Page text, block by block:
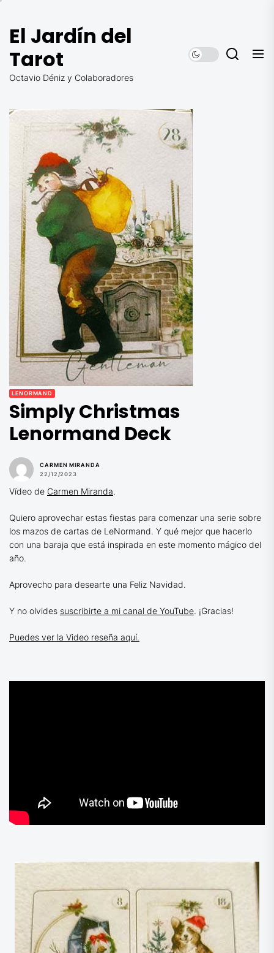
contenido
El Jardín del
Tarot
Octavio Déniz y Colaboradores
LENORMAND
Simply Christmas
Lenormand Deck
CARMEN MIRANDA
22/12/2023
Vídeo de Carmen Miranda.
Quiero aprovechar estas fiestas para comenzar una serie sobre
los mazos de cartas de LeNormand. Y qué mejor que hacerlo
con una baraja que está inspirada en este momento mágico del
año.
Aprovecho para desearte una Feliz Navidad.
Y no olvides suscribirte a mi canal de YouTube. ¡Gracias!
Puedes ver la Video reseña aquí.